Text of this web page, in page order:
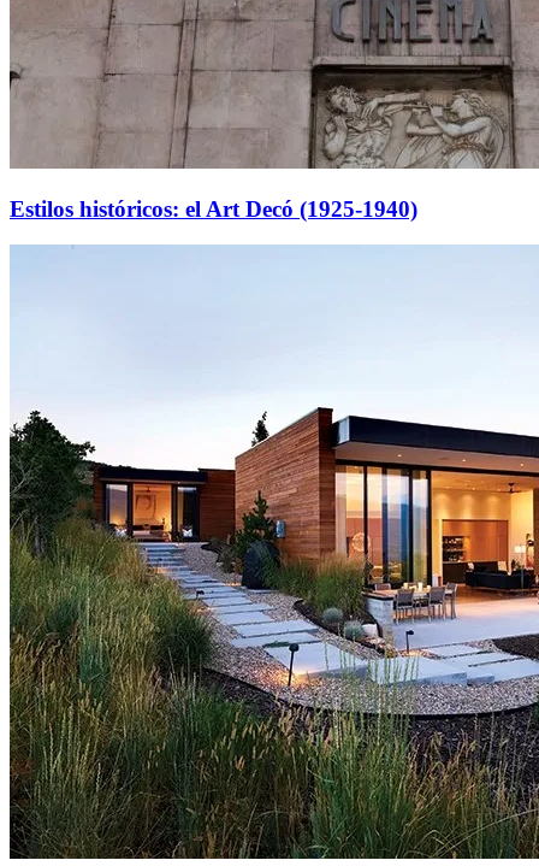
Estilos históricos: el Art Decó (1925-1940)